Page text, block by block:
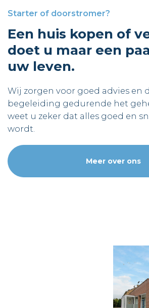
Starter of doorstromer?
Een huis kopen of
doet u maar een
uw leven.
Wij zorgen voor goed advies en
begeleiding gedurende het
weet u zeker dat alles goed en
wordt.
Meer over ons